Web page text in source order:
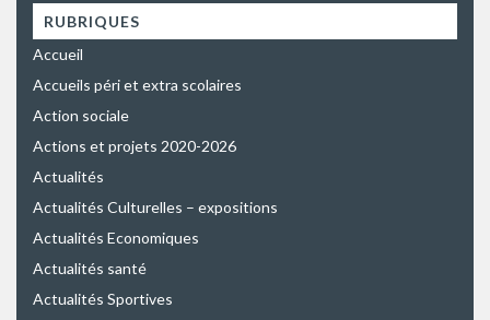
RUBRIQUES
Accueil
Accueils péri et extra scolaires
Action sociale
Actions et projets 2020-2026
Actualités
Actualités Culturelles – expositions
Actualités Economiques
Actualités santé
Actualités Sportives